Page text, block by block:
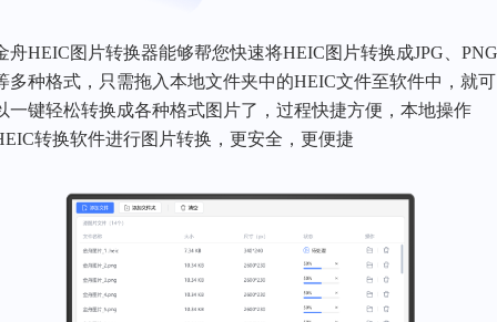
舟HEIC图片转换器能够帮您快速将HEIC图片转换成JPG、
多种格式，只需拖入本地文件夹中的HEIC文件至软件中，就可
一键轻松转换成各种格式图片了，过程快捷方便，本地操作
转换软件进行图片转换，更安全，更便捷